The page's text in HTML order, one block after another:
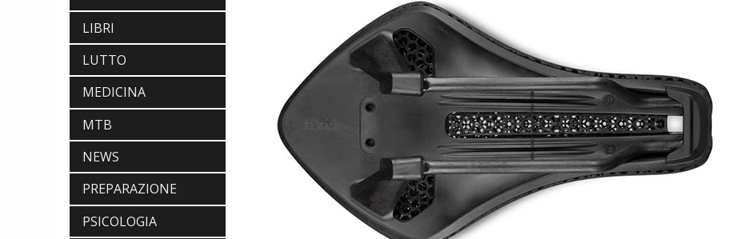
LIBRI
LUTTO
MEDICINA
MTB
NEWS
PREPARAZIONE
PSICOLOGIA
SCARPE
DMT. TADEJ POGACAR, LA MAGLIA
GIALLA E UNA SPECIAL EDITION DELLA
COMPONENTISTICA